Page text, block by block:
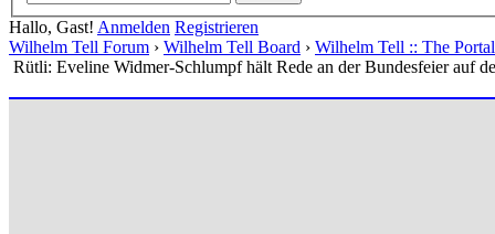
Hallo, Gast! Anmelden Registrieren
Wilhelm Tell Forum › Wilhelm Tell Board › Wilhelm Tell :: The
Rütli: Eveline Widmer-Schlumpf hält Rede an der Bundesfeier auf